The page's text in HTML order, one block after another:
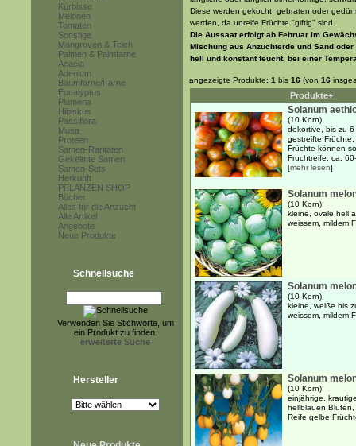
Kürbisse
Melonen
Tomaten
Sonstige
Mangroven & Teich
Palmen & Palmfarne
Acacia
Adenium
Baumfarne/Farne
Eucalyptus
Plumeria
Hibiskus
Passiflora
Musa
Proteen
Samen-Raritäten
Gekeimte Samen
Samen-Sets
Herkunft
PFLANZEN SHOP
Bücher
Alles für die Anzucht
Alle Artikel
Angebote
Neue Produkte
Schnellsuche
Verwenden Sie Stichworte, um
ein Produkt zu finden.
erweiterte Suche
Hersteller
Diese werden gekocht, gebraten oder
werden, da unreife Früchte "giftig" sind.
Die Aussaat erfolgt ab Februar im
Mischung aus Anzuchterde und Sand
hell und konstant feucht, bei einer
angezeigte Produkte: 1 bis 16 (von 16
Produkte+
Solanum
(10 Korn)
dekortive, bis zu
gestreifte
Früchte können
Fruchtreife: ca.
[mehr lesen]
Solanum
(10 Korn)
kleine, ovale hell
weissem, mildem
Solanum
(10 Korn)
kleine, weiße bis
weissem, mildem
Solanum
(10 Korn)
einjährige,
hellblauen
Reife gelbe